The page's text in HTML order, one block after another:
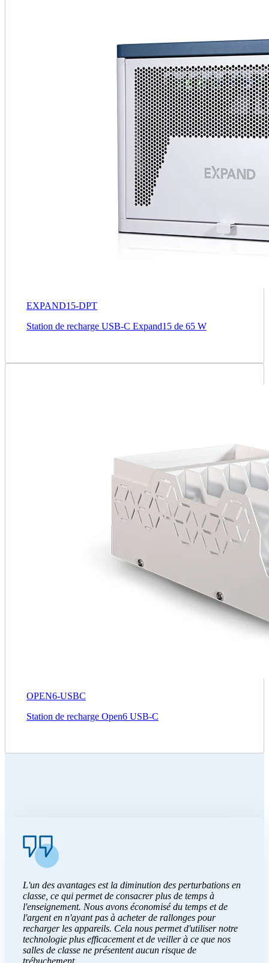
EXPAND15-DPT
Station de recharge USB-C Expand15 de 65 W
OPEN6-USBC
Station de recharge Open6 USB‑C
L'un des avantages est la diminution des perturbations en
classe, ce qui permet de consacrer plus de temps à
l'enseignement. Nous avons économisé du temps et de
l'argent en n'ayant pas à acheter de rallonges pour
recharger les appareils. Cela nous permet d'utiliser notre
technologie plus efficacement et de veiller à ce que nos
salles de classe ne présentent aucun risque de
trébuchement.